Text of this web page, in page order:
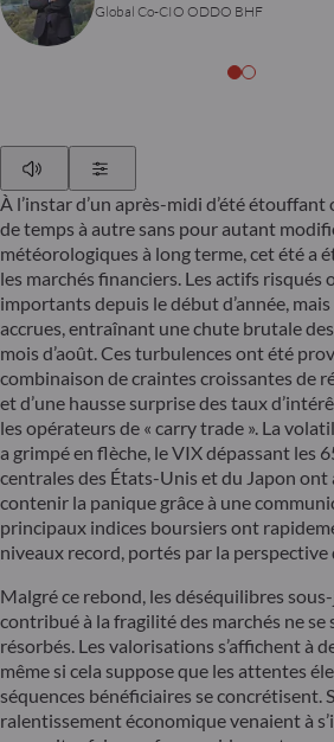
Global Co-CIO ODDO BHF
À l’instar d’un après-midi d’été
de temps à autre sans pour autant
météorologiques à long terme, cet été a
les marchés financiers. Les actifs risqués
importants depuis le début d’année,
accrues, entraînant une chute brutale
mois d’août. Ces turbulences ont été
combinaison de craintes croissantes de
et d’une hausse surprise des taux
les opérateurs de « carry trade ». La
a grimpé en flèche, le VIX dépassant les
centrales des États-Unis et du Japon
contenir la panique grâce à une
principaux indices boursiers ont
niveaux record, portés par la perspective
Malgré ce rebond, les déséquilibres
contribué à la fragilité des marchés ne se
résorbés. Les valorisations s’affichent à
même si cela suppose que les attentes
séquences bénéficiaires se concrétisent.
ralentissement économique venaient à